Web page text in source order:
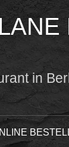
in